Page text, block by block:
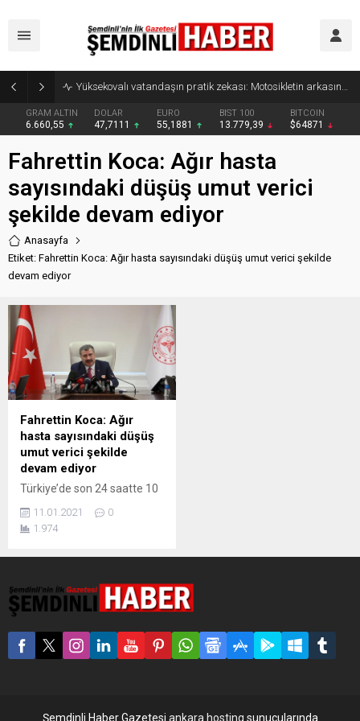
Yüksekovalı vatandaşın pratik zekası: Motosikletin arkasına el arabası bağlayarak üzerinde ot taşıdı
GRAM ALTIN
6.660,55
DOLAR
47,7111
EURO
55,1881
BIST 100
13.779,39
BITCOIN
$64871
Fahrettin Koca: Ağır hasta
sayısındaki düşüş umut verici
şekilde devam ediyor
Anasayfa
Etiket: Fahrettin Koca: Ağır hasta sayısındaki düşüş umut verici şekilde
devam ediyor
Fahrettin Koca: Ağır
hasta sayısındaki düşüş
umut verici şekilde
devam ediyor
Türkiye’de son 24 saatte 10
pozitif çıktı, 174 kişi vefat
etti. Toplam can kaybı 22 bin
edilen 1.003 yeni hastamız
var. Ağır hasta sayısındaki
düşüş umut verici şekilde
devam ediyor” dedi.
Türkiye’de korona virüsü
11.01.2021
0
1.974
Şemdinli Haber Gazetesi ankara hosting sunucularında